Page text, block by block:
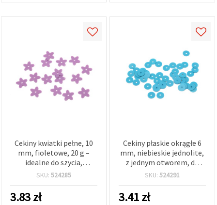
Cekiny kwiatki pełne, 10
mm, fioletowe, 20 g –
idealne do szycia,
rękodzieła,
SKU: 524285
3.83zł
Cekiny płaskie okrągłe 6
mm, niebieskie jednolite,
z jednym otworem, do
dekoracji DIY i rękodzieła,
SKU: 524291
3.41zł